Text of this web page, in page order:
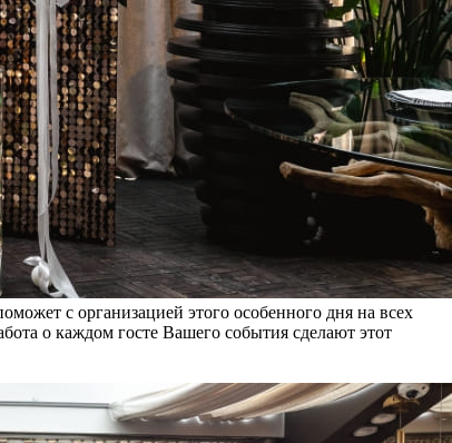
с организацией этого особенного дня на всех
о каждом госте Вашего события сделают этот